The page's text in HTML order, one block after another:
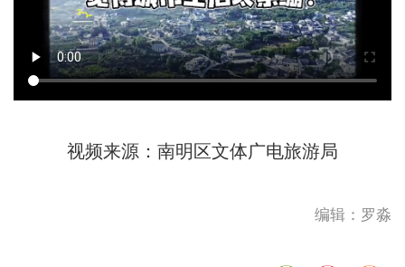
视频来源：南明区文体广电旅游局
编辑：罗淼